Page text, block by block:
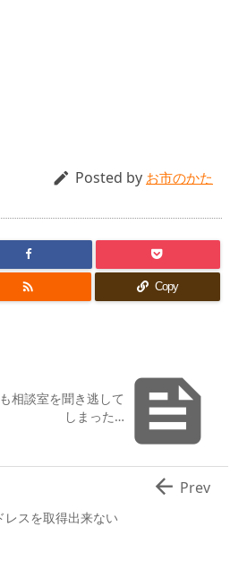
 Posted by お市のかた
 Copy

相談室を聞き逃して
しまった…
レスを取得出来ない
 Prev